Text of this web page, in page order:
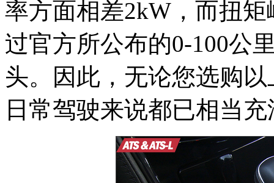
率方面相差2kW，而扭
过官方所公布的0-100公
头。因此，无论您选购
日常驾驶来说都已相当充